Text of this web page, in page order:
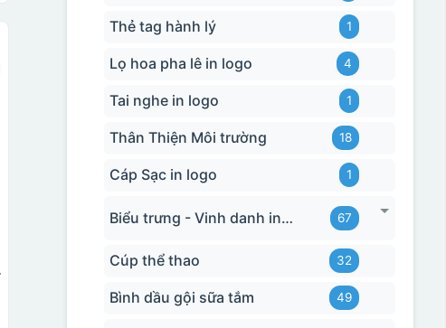
Thẻ tag hành lý 1
Lọ hoa pha lê in logo 4
Tai nghe in logo 1
Thân Thiện Môi trường 18
Cáp Sạc in logo 1
Biểu trưng - Vinh danh in logo 67
Cúp thể thao 32
Bình dầu gội sữa tắm 49